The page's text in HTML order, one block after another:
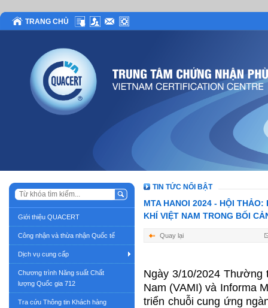
TRANG CHỦ
Giới thiệu QUACERT
Công nhận và thừa nhận Quốc tế
Dịch vụ cung cấp
Chương trình Năng suất Chất
lượng Quốc gia 712
Tra cứu Thông tin Khách hàng
TIN TỨC NỔI BẬT
MTA HANOI 2024 - HỘI
KHÍ VIỆT NAM TRONG BỐI
Quay lại
Ngày 3/10/2024
Nam (VAMI) và Informa
triển chuỗi cung ứng